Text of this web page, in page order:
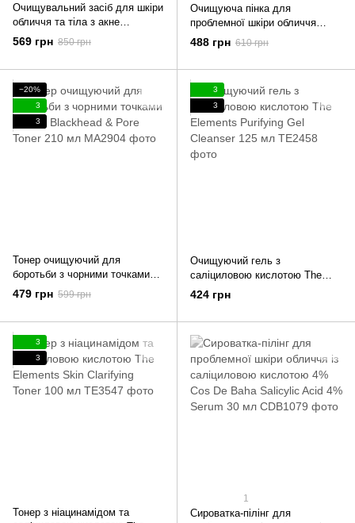
Очищувальний засіб для шкіри
обличчя та тіла з акне
Logically, Skin ACNE Cleanser
300 мл
569 грн 850 грн
Очищуюча пінка для
проблемної шкіри обличчя
Round Lab 1025 Dokdo Bubble
Foam 150 мл
488 грн 610 грн
−20%
3
3
Тонер очищуючий для
боротьби з чорними точками
Manyo Blackhead & Pore Toner
210 мл
479 грн 599 грн
3
3
Очищуючий гель з
саліциловою кислотою The
Elements Purifying Gel Cleanser
125 мл
424 грн
3
3
Тонер з ніацинамідом та
1
Сироватка-пілінг для